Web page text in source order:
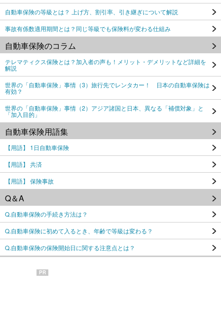
自動車保険の等級とは？ 上げ方、割引率、引き継ぎについて解説
事故有係数適用期間とは？同じ等級でも保険料が変わる仕組み
自動車保険のコラム
テレマティクス保険とは？加入者の声も！メリット・デメリットなど詳細を
解説
世界の「自動車保険」事情（3）旅行先でレンタカー！ 日本の自動車保険は
有効？
世界の「自動車保険」事情（2）アジア諸国と日本、異なる「補償対象」と
「加入目的」
自動車保険用語集
【用語】 1日自動車保険
【用語】 共済
【用語】 保険事故
Q＆A
Q.自動車保険の手続き方法は？
Q.自動車保険に初めて入るとき、年齢で等級は変わる？
Q.自動車保険の保険開始日に関する注意点とは？
PR